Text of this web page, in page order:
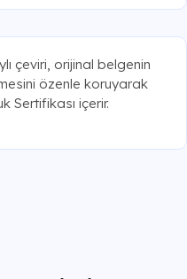
çeviri, orijinal belgenin
özenle koruyarak
Sertifikası içerir.